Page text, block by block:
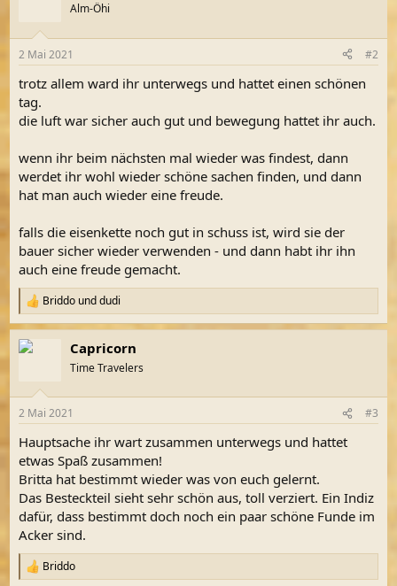
e
:
Alm-Öhi
2 Mai 2021 #2
trotz allem ward ihr unterwegs und hattet einen schönen
tag.
die luft war sicher auch gut und bewegung hattet ihr auch.
wenn ihr beim nächsten mal wieder was findest, dann
werdet ihr wohl wieder schöne sachen finden, und dann
hat man auch wieder eine freude.
falls die eisenkette noch gut in schuss ist, wird sie der
bauer sicher wieder verwenden - und dann habt ihr ihn
auch eine freude gemacht.
R
e
a
k
e
:
Briddo unddudi
Capricorn
Time Travelers
2 Mai 2021 #3
Hauptsache ihr wart zusammen unterwegs und hattet
etwas Spaß zusammen!
Britta hat bestimmt wieder was von euch gelernt.
Das Besteckteil sieht sehr schön aus, toll verziert. Ein Indiz
dafür, dass bestimmt doch noch ein paar schöne Funde im
Acker sind.
R
Briddo